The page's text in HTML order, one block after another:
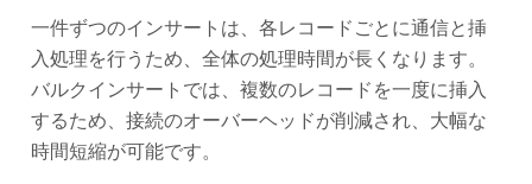
一件ずつのインサートは、各レコードごとに通信と挿
入処理を行うため、全体の処理時間が長くなります。
バルクインサートでは、複数のレコードを一度に挿入
するため、接続のオーバーヘッドが削減され、大幅な
時間短縮が可能です。